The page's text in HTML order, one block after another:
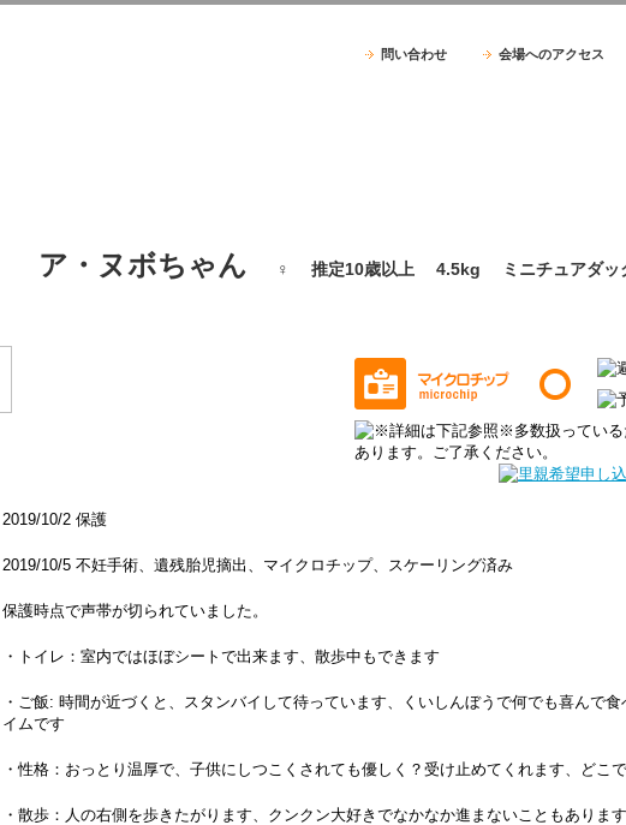
問い合わせ 会場へのアクセス
ア・ヌボちゃん ♀ 推定10歳以上 4.5kg ミニチュアダッ
2019/10/2 保護
2019/10/5 不妊手術、遺残胎児摘出、マイクロチップ、スケーリング済み
保護時点で声帯が切られていました。
・トイレ：室内ではほぼシートで出来ます、散歩中もできます
・ご飯: 時間が近づくと、スタンバイして待っています、くいしんぼうで何でも喜んで
イムです
・性格：おっとり温厚で、子供にしつこくされても優しく？受け止めてくれます、どこ
・散歩：人の右側を歩きたがります、クンクン大好きでなかなか進まないこともありま